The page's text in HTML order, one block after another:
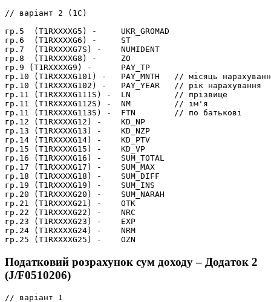
// варіант 2 (1С)
гр.5  (T1RXXXXG5) -     UKR_GROMAD
гр.6  (T1RXXXXG6) -     ST
гр.7  (T1RXXXXG7S) -    NUMIDENT
гр.8  (T1RXXXXG8) -     ZO
гр.9 (T1RXXXXG9) -      PAY_TP
гр.10 (T1RXXXXG101) -   PAY_MNTH   // місяць
гр.10 (T1RXXXXG102) -   PAY_YEAR   // рік нарахування
гр.11 (T1RXXXXG111S) -  LN         // прізвище
гр.11 (T1RXXXXG112S) -  NM         // ім'я
гр.11 (T1RXXXXG113S) -  FTN        // по батькові
гр.12 (T1RXXXXG12) -    KD_NP
гр.13 (T1RXXXXG13) -    KD_NZP
гр.14 (T1RXXXXG14) -    KD_PTV
гр.15 (T1RXXXXG15) -    KD_VP
гр.16 (T1RXXXXG16) -    SUM_TOTAL
гр.17 (T1RXXXXG17) -    SUM_MAX
гр.18 (T1RXXXXG18) -    SUM_DIFF
гр.19 (T1RXXXXG19) -    SUM_INS
гр.20 (T1RXXXXG20) -    SUM_NARAH
гр.21 (T1RXXXXG21) -    OTK
гр.22 (T1RXXXXG22) -    NRC
гр.23 (T1RXXXXG23) -    EXP
гр.24 (T1RXXXXG24) -    NRM
Податковий розрахунок сум доходу – Додаток 2
(J/F0510206)
// варіант 1